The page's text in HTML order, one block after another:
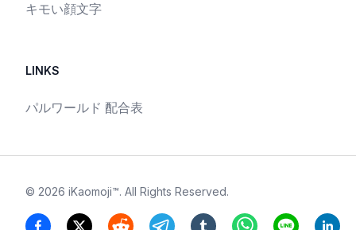
キモい顔文字
LINKS
パルワールド 配合表
© 2026 iKaomoji™. All Rights Reserved.